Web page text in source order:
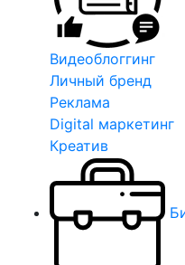
Видеоблоггинг
Личный бренд
Реклама
Digital маркетинг
Креатив